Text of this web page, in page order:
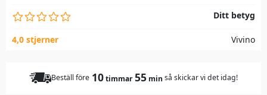
Ditt betyg
4,0 stjerner Vivino
Beställ före 10timmar55min så skickar vi det idag!